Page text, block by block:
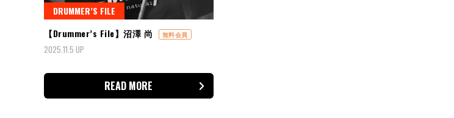
DRUMMER’S FILE
【Drummer’s File】沼澤 尚
無料会員
2025.11.5 UP
READ MORE